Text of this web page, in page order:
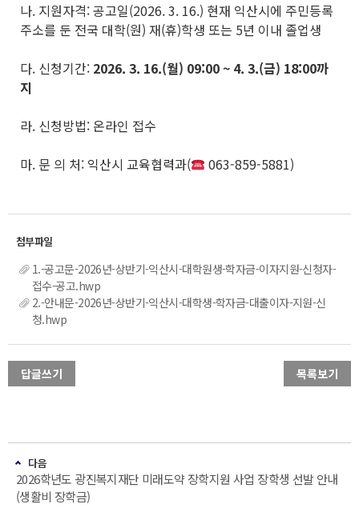
나. 지원자격: 공고일(2026. 3. 16.) 현재 익산시에 주민등록
주소를 둔 전국 대학(원) 재(휴)학생 또는 5년 이내 졸업생
다. 신청기간: 2026. 3. 16.(월) 09:00 ~ 4. 3.(금) 18:00까
지
라. 신청방법: 온라인 접수
마. 문 의 처: 익산시 교육협력과(
063-859-5881)
1.-공고문-2026년-상반기-익산시-대학원생-학자금-이자지원-신청자-
접수-공고.hwp
2.-안내문-2026년-상반기-익산시-대학생-학자금-대출이자-지원-신
청.hwp
답글쓰기 목록보기
다음
2026학년도 광진복지재단 미래도약 장학지원 사업 장학생 선발 안내
(생활비 장학금)